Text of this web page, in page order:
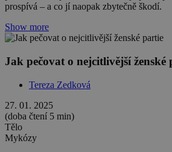
prospívá – a co jí naopak zbytečně škodí.
Show more
Jak pečovat o nejcitlivější ženské
Tereza Zedková
27. 01. 2025
(doba čtení 5 min)
Tělo
Mykózy